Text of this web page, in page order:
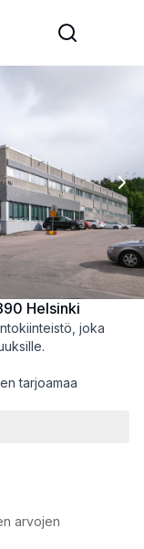
Helsinki
joka
tarjoamaa
arvojen